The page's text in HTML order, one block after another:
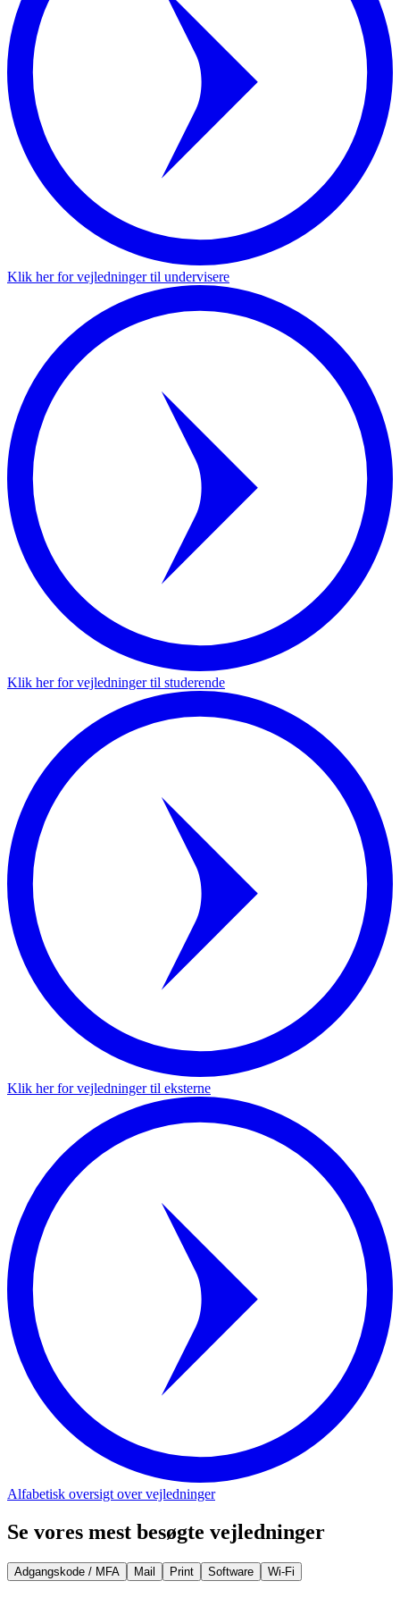
Klik her for vejledninger til undervisere
Klik her for vejledninger til studerende
Klik her for vejledninger til eksterne
Alfabetisk oversigt over vejledninger
Se vores mest besøgte vejledninger
Adgangskode / MFA Mail Print Software Wi-Fi